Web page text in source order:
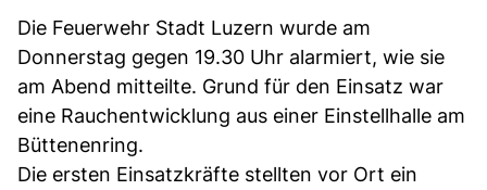
Die Feuerwehr Stadt Luzern wurde am
Donnerstag gegen 19.30 Uhr alarmiert, wie sie
am Abend mitteilte. Grund für den Einsatz war
eine Rauchentwicklung aus einer Einstellhalle am
Büttenenring.
Die ersten Einsatzkräfte stellten vor Ort ein